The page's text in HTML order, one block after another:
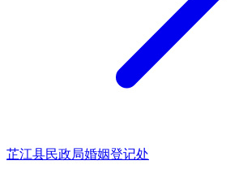
芷江县民政局婚姻登记处